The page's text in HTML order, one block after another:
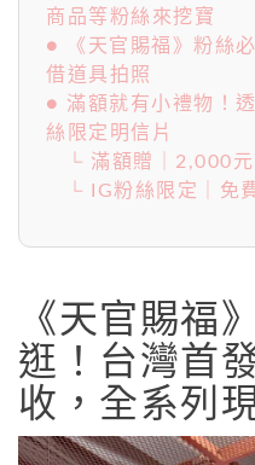
商品等粉絲來挖寶
● 《天官賜福》粉絲
借道具拍照
● 滿額就有小禮物！
絲限定明信片
└ 滿額贈｜2,000
└ IG粉絲限定｜免
《天官賜福
逛！台灣首
收，全系列